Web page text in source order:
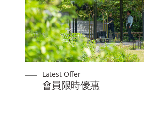
Latest Offer
【會員專享】生日禮遇